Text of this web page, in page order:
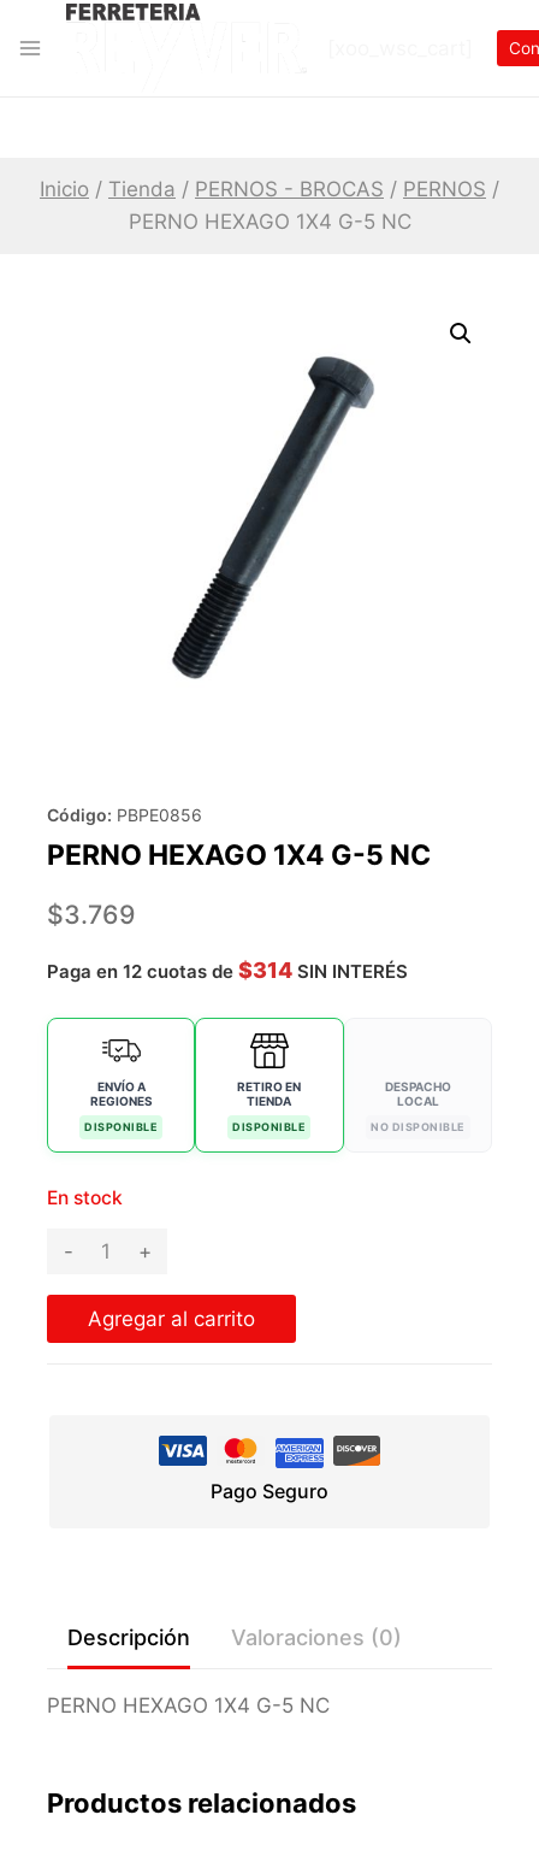
Inicio / Tienda / PERNOS - BROCAS / PERNOS /
PERNO HEXAGO 1X4 G-5 NC
Código: PBPE0856
PERNO HEXAGO 1X4 G-5 NC
$3.769
Paga en 12 cuotas de $314 SIN INTERÉS
ENVÍO A
REGIONES
DISPONIBLE
RETIRO EN
TIENDA
DISPONIBLE
DESPACHO
LOCAL
NO DISPONIBLE
En stock
PERNO
1X4
G-
cantidad
Agregar al carrito
Pago Seguro
Descripción Valoraciones (0)
PERNO HEXAGO 1X4 G-5 NC
Productos relacionados